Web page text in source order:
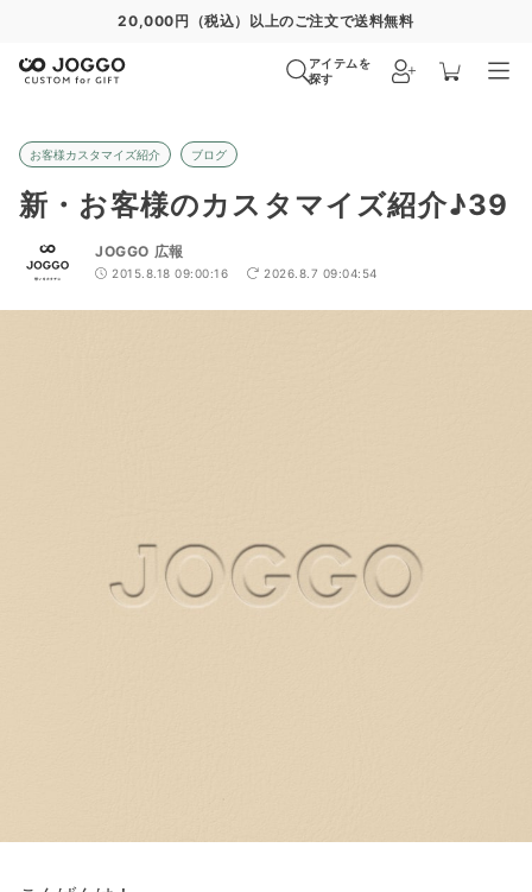
20,000円（税込）以上のご注文で送料無料
アイテムを
探す
お客様カスタマイズ紹介 ブログ
新・お客様のカスタマイズ紹介♪39
JOGGO 広報
2015.8.18 09:00:16 2026.8.7 09:04:54